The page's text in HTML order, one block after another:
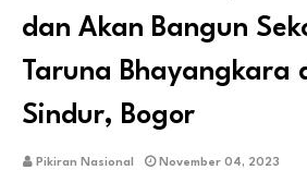
dan Akan Bangun
Taruna Bhayangkara
Sindur, Bogor
Pikiran Nasional November 04, 2023